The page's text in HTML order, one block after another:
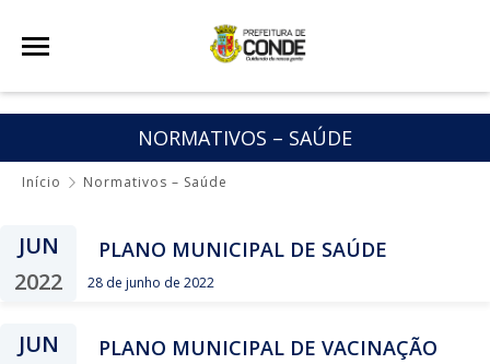
NORMATIVOS – SAÚDE
Início Normativos – Saúde
JUN
2022
PLANO MUNICIPAL DE SAÚDE
28 de junho de 2022
JUN
PLANO MUNICIPAL DE VACINAÇÃO